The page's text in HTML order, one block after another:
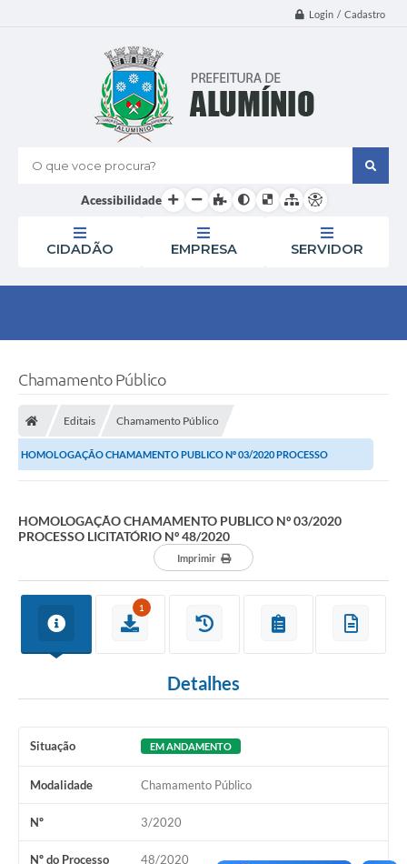
Login / Cadastro
O que voce procura?
Acessibilidade
CIDADÃO EMPRESA SERVIDOR
Chamamento Público
Editais Chamamento Público
HOMOLOGAÇÃO CHAMAMENTO PUBLICO Nº 03/2020 PROCESSO
HOMOLOGAÇÃO CHAMAMENTO PUBLICO Nº 03/2020
PROCESSO LICITATÓRIO Nº 48/2020
Imprimir
1
Detalhes
Situação EM ANDAMENTO
Modalidade Chamamento Público
Nº 3/2020
Nº do Processo 48/2020